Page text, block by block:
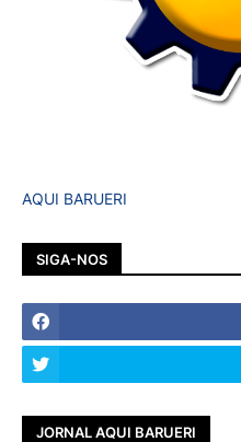
AQUI BARUERI
SIGA-NOS
JORNAL AQUI BARUERI